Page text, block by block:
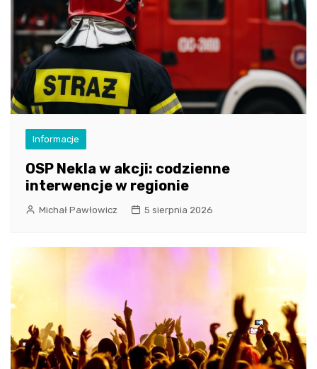
Informacje
OSP Nekla w akcji: codzienne
interwencje w regionie
Michał Pawłowicz 5 sierpnia 2026